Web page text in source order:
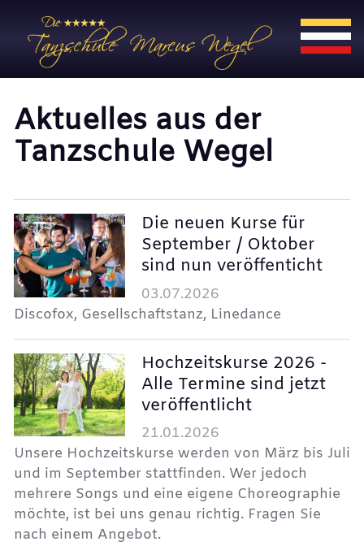
Aktuelles aus der
Tanzschule Wegel
Die neuen Kurse für
September / Oktober
sind nun veröffenticht
03.07.2026
Discofox, Gesellschaftstanz, Linedance
Hochzeitskurse 2026 -
Alle Termine sind jetzt
veröffentlicht
21.01.2026
Unsere Hochzeitskurse werden von März bis Juli
und im September stattfinden. Wer jedoch
mehrere Songs und eine eigene Choreographie
möchte, ist bei uns genau richtig. Fragen Sie
nach einem Angebot.